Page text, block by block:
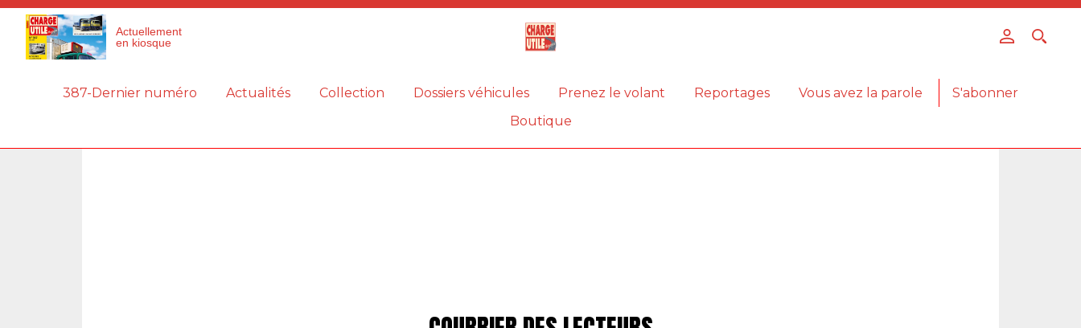
Actuellement
en kiosque
387-Dernier numéro Actualités Collection Dossiers véhicules Prenez le volant Reportages Vous avez la parole
S'abonner
Boutique
Panneau de gestion des cookies